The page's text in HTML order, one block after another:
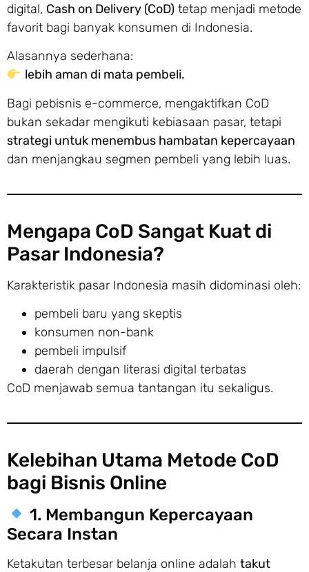
digital, Cash on Delivery (CoD) tetap menjadi metode
favorit bagi banyak konsumen di Indonesia.
Alasannya sederhana:
lebih aman di mata pembeli.
Bagi pebisnis e-commerce, mengaktifkan CoD
bukan sekadar mengikuti kebiasaan pasar, tetapi
strategi untuk menembus hambatan kepercayaan
dan menjangkau segmen pembeli yang lebih luas.
Mengapa CoD Sangat Kuat di
Pasar Indonesia?
Karakteristik pasar Indonesia masih didominasi oleh:
pembeli baru yang skeptis
konsumen non-bank
pembeli impulsif
daerah dengan literasi digital terbatas
CoD menjawab semua tantangan itu sekaligus.
Kelebihan Utama Metode CoD
bagi Bisnis Online
1. Membangun Kepercayaan
Secara Instan
Ketakutan terbesar belanja online adalah takut